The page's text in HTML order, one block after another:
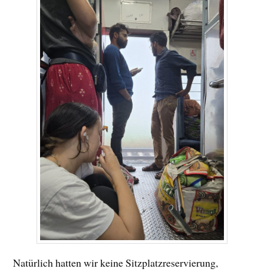
Natürlich hatten wir keine Sitzplatzreservierung,